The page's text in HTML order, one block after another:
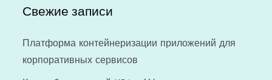
Свежие записи
Платформа контейнеризации приложений для
корпоративных сервисов